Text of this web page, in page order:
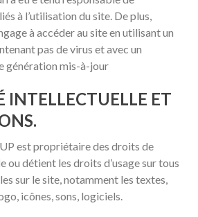
à l’utilisation du site. De plus,
à accéder au site en utilisant un
pas de virus et avec un
génération mis-à-jour
INTELLECTUELLE ET
est propriétaire des droits de
détient les droits d’usage sur tous
sur le site, notamment les textes,
icônes, sons, logiciels.